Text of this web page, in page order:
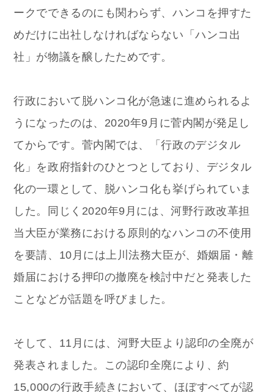
ークでできるのにも関わらず、ハンコを押すた
めだけに出社しなければならない「ハンコ出
社」が物議を醸したためです。
行政において脱ハンコ化が急速に進められるよ
うになったのは、2020年9月に菅内閣が発足し
てからです。菅内閣では、「行政のデジタル
化」を政府指針のひとつとしており、デジタル
化の一環として、脱ハンコ化も挙げられていま
した。同じく2020年9月には、河野行政改革担
当大臣が業務における原則的なハンコの不使用
を要請、10月には上川法務大臣が、婚姻届・離
婚届における押印の撤廃を検討中だと発表した
ことなどが話題を呼びました。
そして、11月には、河野大臣より認印の全廃が
発表されました。この認印全廃により、約
15,000の行政手続きにおいて、ほぼすべてが認